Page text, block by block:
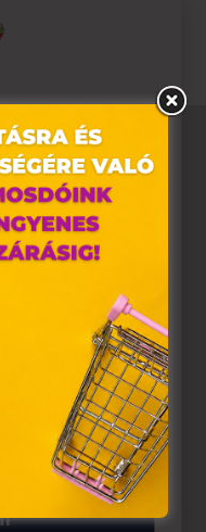
„süti")
információt
az Ön
szóló 2003. évi C.
szolgáltatások, az
szolgáltatások
törvény, valamint
használjuk.
Unió országain
és ezeknek a
eszközén történő
kell kérniük.